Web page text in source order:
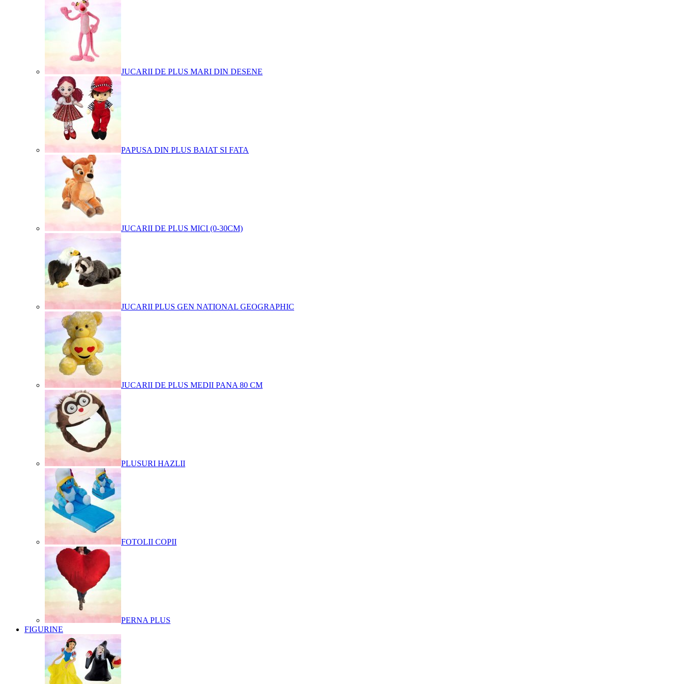
JUCARII DE PLUS MARI DIN DESENE
PAPUSA DIN PLUS BAIAT SI FATA
JUCARII DE PLUS MICI (0-30CM)
JUCARII PLUS GEN NATIONAL GEOGRAPHIC
JUCARII DE PLUS MEDII PANA 80 CM
PLUSURI HAZLII
FOTOLII COPII
PERNA PLUS
FIGURINE